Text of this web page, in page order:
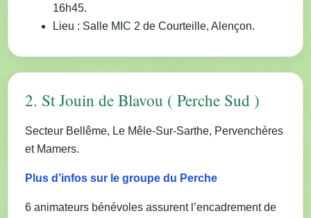
16h45.
Lieu : Salle MIC 2 de Courteille, Alençon.
2. St Jouin de Blavou ( Perche Sud )
Secteur Bellême, Le Mêle-Sur-Sarthe, Pervenchères
et Mamers.
Plus d’infos sur le groupe du Perche
6 animateurs bénévoles assurent l’encadrement de